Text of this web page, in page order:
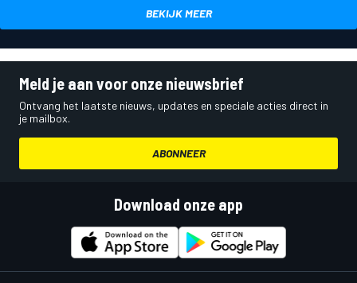
BEKIJK MEER
Meld je aan voor onze nieuwsbrief
Ontvang het laatste nieuws, updates en speciale acties direct in
je mailbox.
ABONNEER
Download onze app